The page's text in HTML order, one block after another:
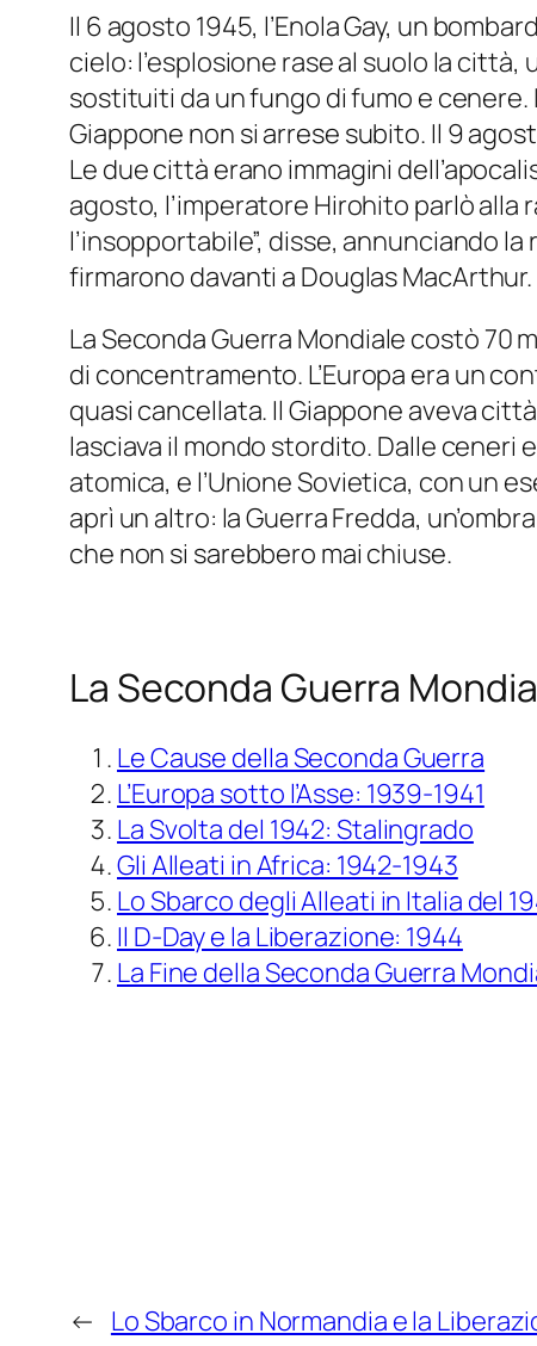
Il 6 agosto 1945, l’Enola Gay, un
cielo: l’esplosione rase al suolo la
sostituiti da un fungo di fumo e cenere.
Giappone non si arrese subito. Il 9
Le due città erano immagini
agosto, l’imperatore Hirohito parlò alla
l’insopportabile”, disse, annunciando
firmarono davanti a Douglas
La Seconda Guerra Mondiale costò 70
di concentramento. L’Europa era un
quasi cancellata. Il Giappone aveva
lasciava il mondo stordito. Dalle
atomica, e l’Unione Sovietica, con un
aprì un altro: la Guerra Fredda,
che non si sarebbero mai chiuse.
La Seconda Guerra
Le Cause della Seconda Guerra
L’Europa sotto l’Asse: 1939-1941
La Svolta del 1942: Stalingrado
Gli Alleati in Africa: 1942-1943
Lo Sbarco degli Alleati in Italia del
Il D-Day e la Liberazione: 1944
La Fine della Seconda Guerra
← Lo Sbarco in Normandia e la